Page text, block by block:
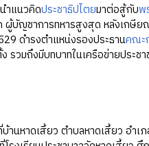
ำแนวคิดประชาธิปไตยมาต่อสู้กับพ
ผู้บัญชาการทหารสูงสุด หลังเกษี
ดำรงตำแหน่งรองประธานคณะ
วมถึงมีบทบาทในเครือข่ายประช
าดเสี้ยว ตำบลหาดเสี้ยว อำเ